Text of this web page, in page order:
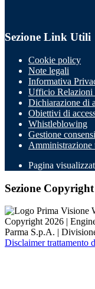
Sezione Link Utili
Cookie policy
Note legali
Informativa
Ufficio Relazioni
Dichiarazione di
Obiettivi di
Whistleblowing
Gestione
Amministrazione
Pagina
Sezione Copyright
Copyright 2026 |
Parma S.p.A. |
Disclaimer trattamento